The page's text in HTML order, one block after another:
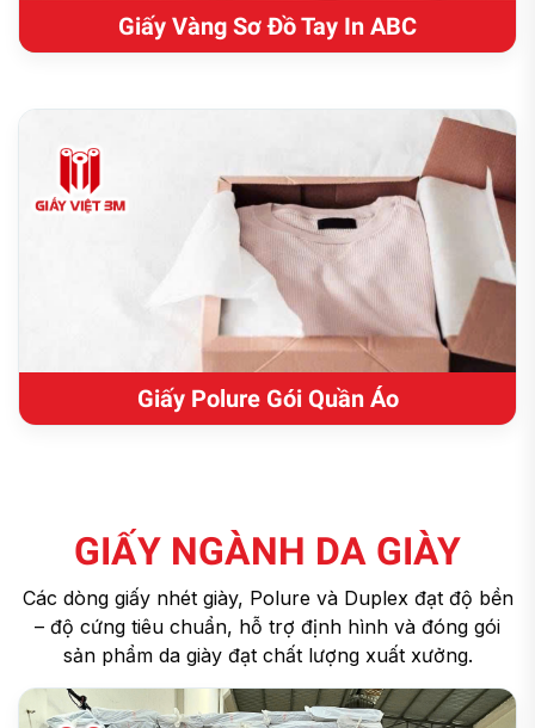
Giấy Vàng Sơ Đồ Tay In ABC
Giấy Polure Gói Quần Áo
GIẤY NGÀNH DA GIÀY
Các dòng giấy nhét giày, Polure và Duplex đạt độ bền
– độ cứng tiêu chuẩn, hỗ trợ định hình và đóng gói
sản phẩm da giày đạt chất lượng xuất xưởng.